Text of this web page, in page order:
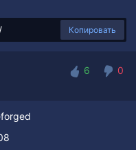
Копировать
6
0